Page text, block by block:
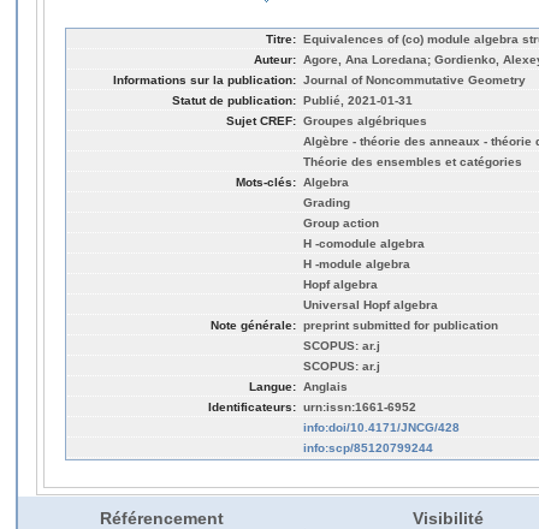
Titre: Equivalences of (co) module algebra
Auteur: Agore, Ana Loredana; Gordienko,
Informations sur la publication: Journal of Noncommutative Geometry
Statut de publication: Publié, 2021-01-31
Sujet CREF: Groupes algébriques
Algèbre - théorie des anneaux - théorie
Théorie des ensembles et catégories
Mots-clés: Algebra
Grading
Group action
H -comodule algebra
H -module algebra
Hopf algebra
Universal Hopf algebra
Note générale: preprint submitted for publication
SCOPUS: ar.j
SCOPUS: ar.j
Langue: Anglais
Identificateurs: urn:issn:1661-6952
info:doi/10.4171/JNCG/428
info:scp/85120799244
Référencement Visibilité